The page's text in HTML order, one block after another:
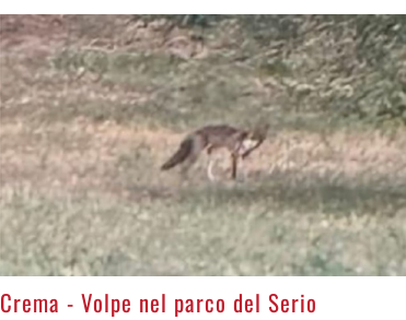
>
Crema - Volpe nel parco del Serio